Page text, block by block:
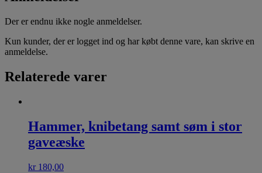
Der er endnu ikke nogle anmeldelser.
Kun kunder, der er logget ind og har købt denne vare, kan skrive en
anmeldelse.
Relaterede varer
Hammer, knibetang samt søm i stor
gaveæske
kr 180,00